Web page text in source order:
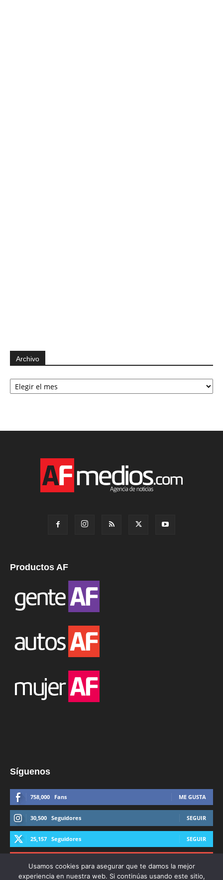
Archivo
Archivo
Productos AF
Síguenos
758,000 Fans ME GUSTA
30,500 Seguidores SEGUIR
25,157 Seguidores SEGUIR
Usamos cookies para asegurar que te damos la mejor
experiencia en nuestra web. Si continúas usando este sitio,